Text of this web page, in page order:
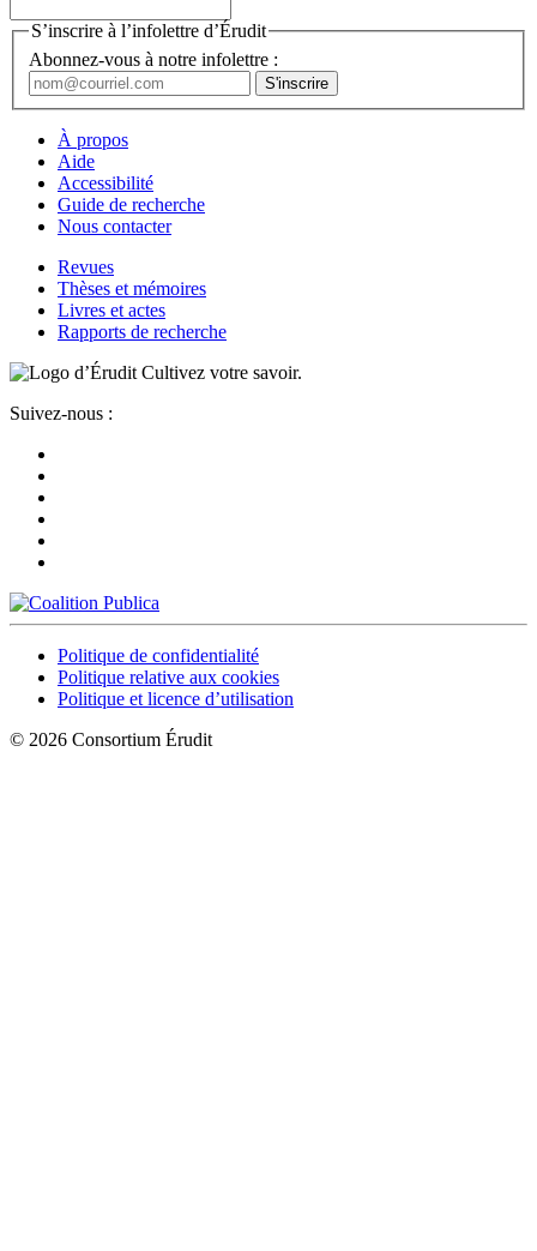
S’inscrire à l’infolettre d’Érudit
Abonnez-vous à notre infolettre :
À propos
Aide
Accessibilité
Guide de recherche
Nous contacter
Revues
Thèses et mémoires
Livres et actes
Rapports de recherche
Cultivez votre savoir.
Suivez-nous :
Politique de confidentialité
Politique relative aux cookies
Politique et licence d’utilisation
© 2026 Consortium Érudit